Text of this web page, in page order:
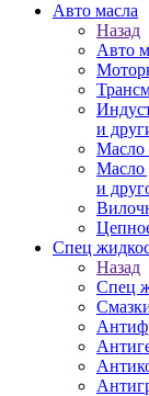
Авто масла
Назад
Авто
и
Масло
Масло
и
Спец
Назад
Спец